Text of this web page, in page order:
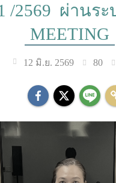
/2569 ผ่านระ
MEETING
12 มิ.ย. 2569 80